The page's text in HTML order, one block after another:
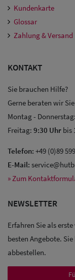
Sale: Caps
Sale:
Baseball
Caps
Kundenkarte
Glossar
Zahlung & Versand
KONTAKT
Sie brauchen Hilfe?
Gerne beraten wir
Montag - Donnerstag:
Freitag: 9:30 Uhr bis
Telefon: +49 (0)89
E-Mail:
» Zum
NEWSLETTER
Erfahren Sie als
besten Angebote.
abbestellen.